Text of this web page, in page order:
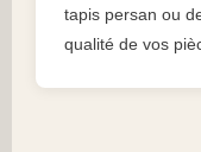
tapis persan ou
qualité de vos